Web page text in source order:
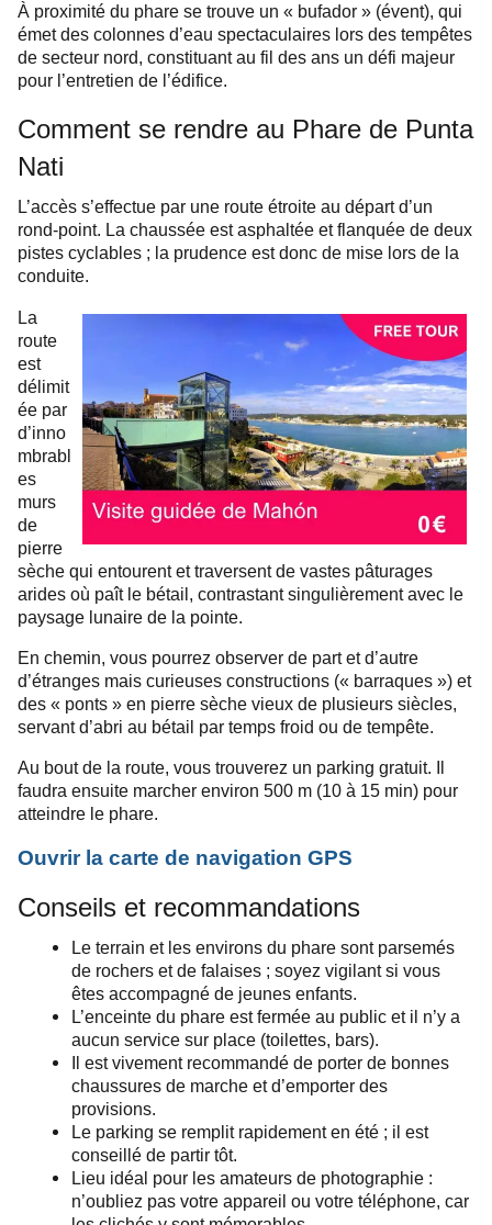
À proximité du phare se trouve un « bufador » (évent), qui
émet des colonnes d’eau spectaculaires lors des tempêtes
de secteur nord, constituant au fil des ans un défi majeur
pour l’entretien de l’édifice.
Comment se rendre au Phare de Punta
Nati
L’accès s’effectue par une route étroite au départ d’un
rond-point. La chaussée est asphaltée et flanquée de deux
pistes cyclables ; la prudence est donc de mise lors de la
conduite.
La
route
est
délimit
ée par
d’inno
mbrabl
es
murs
de
pierre
sèche qui entourent et traversent de vastes pâturages
arides où paît le bétail, contrastant singulièrement avec le
paysage lunaire de la pointe.
En chemin, vous pourrez observer de part et d’autre
d’étranges mais curieuses constructions (« barraques ») et
des « ponts » en pierre sèche vieux de plusieurs siècles,
servant d’abri au bétail par temps froid ou de tempête.
Au bout de la route, vous trouverez un parking gratuit. Il
faudra ensuite marcher environ 500 m (10 à 15 min) pour
atteindre le phare.
Ouvrir la carte de navigation GPS
Conseils et recommandations
Le terrain et les environs du phare sont parsemés
de rochers et de falaises ; soyez vigilant si vous
êtes accompagné de jeunes enfants.
L’enceinte du phare est fermée au public et il n’y a
aucun service sur place (toilettes, bars).
Il est vivement recommandé de porter de bonnes
chaussures de marche et d’emporter des
provisions.
Le parking se remplit rapidement en été ; il est
conseillé de partir tôt.
Lieu idéal pour les amateurs de photographie :
n’oubliez pas votre appareil ou votre téléphone, car